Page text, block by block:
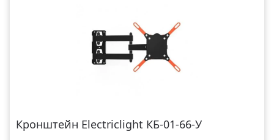
Кронштейн Electriclight КБ-01-66-У